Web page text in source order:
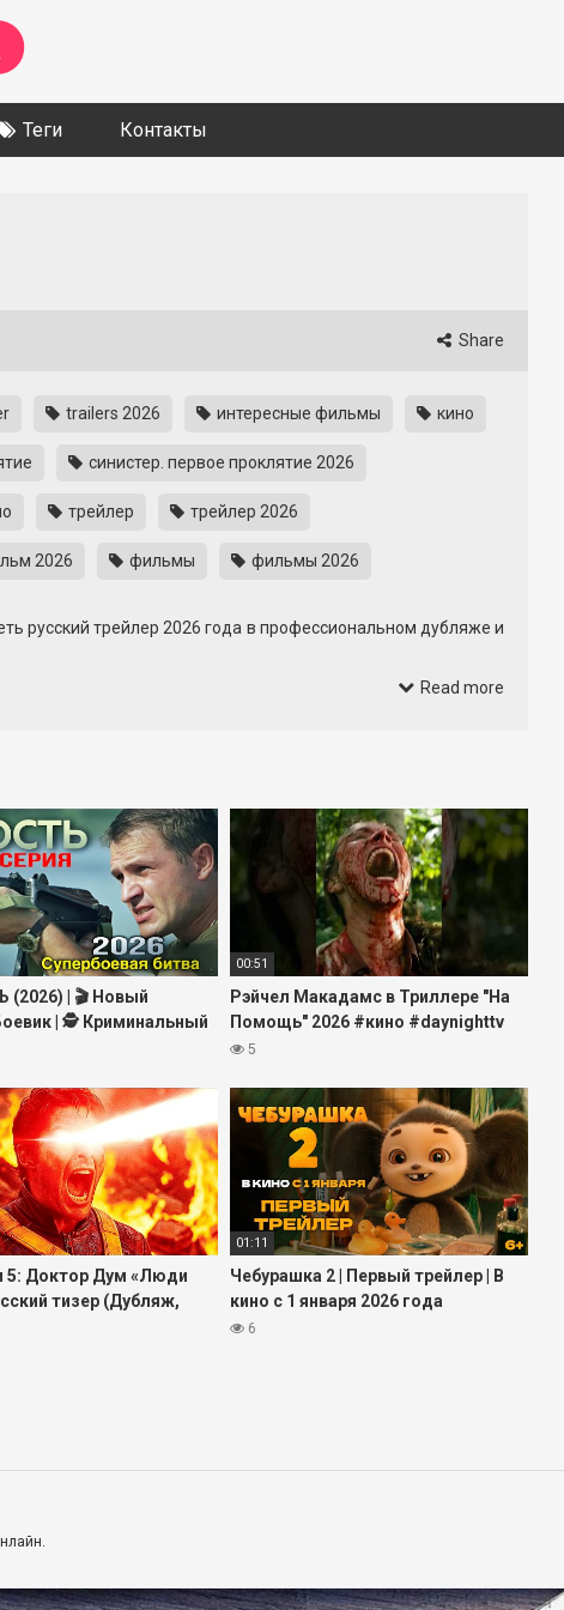
Теги Контакты
Share
trailers 2026 интересные фильмы кино
синистер. первое проклятие 2026
трейлер трейлер 2026
2026 фильмы фильмы 2026
русский трейлер 2026 года в профессиональном дубляже и
Внимание уделено мрачным локациям, тревожному звуку и
Read more
(2026) | 🎬 Новый
| 🕵️ Криминальный
Полный Фильм HD
00:51
Рэйчел Макадамс в Триллере "На
Помощь" 2026 #кино #daynighttv
#триллер #фильмы #трейлер
5
5: Доктор Дум «Люди
тизер (Дубляж,
01:11
Чебурашка 2 | Первый трейлер | В
кино с 1 января 2026 года
@START_SHOWS
6